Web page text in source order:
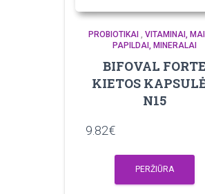
PROBIOTIKAI , VITAMINAI,
PAPILDAI, MINERALAI
BIFOVAL FORTE
KIETOS
N15
9.82€
PERŽIŪRA